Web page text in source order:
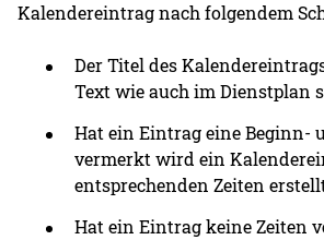
Kalendereintrag nach folgendem
Der Titel des
Text wie auch im Dienstplan
Hat ein Eintrag eine Beginn-
vermerkt wird ein
entsprechenden Zeiten
Hat ein Eintrag keine Zeiten